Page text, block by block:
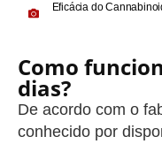
Eficácia do
Como
dias?
De acordo com o
conhecido por